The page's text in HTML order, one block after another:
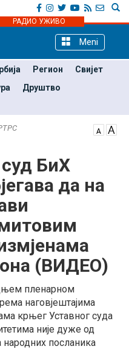
РАДИО УЖИВО
Meni
Регион
Свијет
Друштво
БиХ
да на
(ВИДЕО)
пленарном
наговјештајима
крњег Уставног суда
није дуже од
народних посланика